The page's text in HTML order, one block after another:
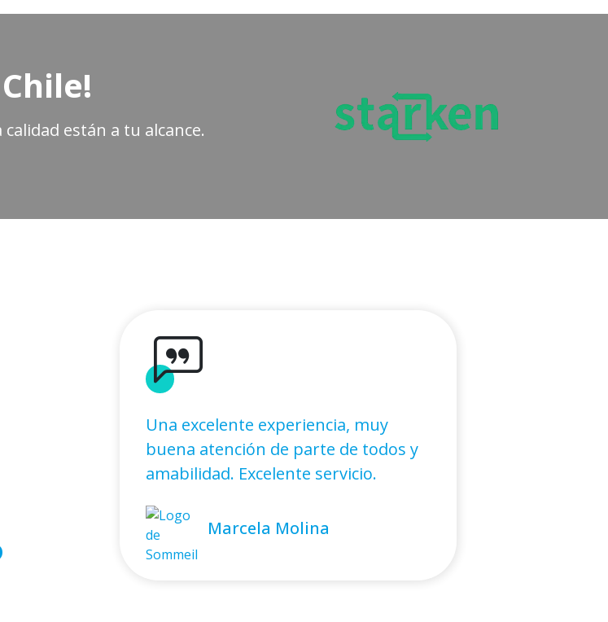
están a tu alcance.
Una excelente experiencia, muy
buena atención de parte de todos y
amabilidad. Excelente servicio.
Marcela Molina